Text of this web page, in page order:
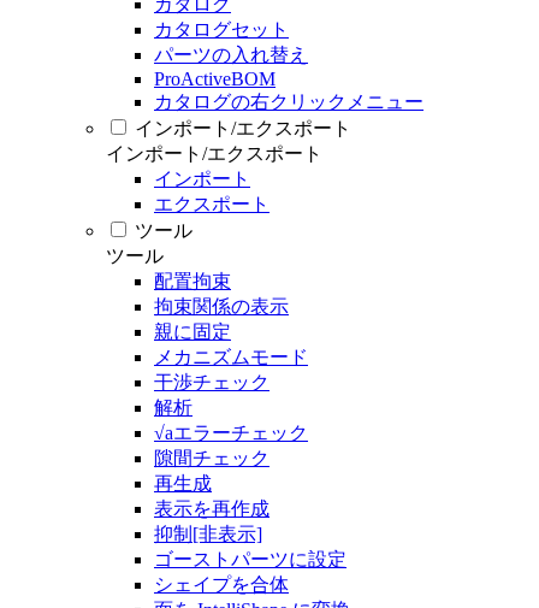
カタログ
カタログセット
パーツの入れ替え
ProActiveBOM
カタログの右クリックメニュー
インポート/エクスポート
インポート/エクスポート
インポート
エクスポート
ツール
ツール
配置拘束
拘束関係の表示
親に固定
メカニズムモード
干渉チェック
解析
√aエラーチェック
隙間チェック
再生成
表示を再作成
抑制[非表示]
ゴーストパーツに設定
シェイプを合体